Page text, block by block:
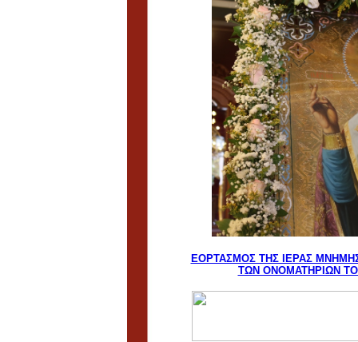
ΕΟΡΤΑΣΜΟΣ ΤΗΣ ΙΕΡΑΣ
ΤΩΝ ΟΝΟΜΑΤΗΡΙΩΝ